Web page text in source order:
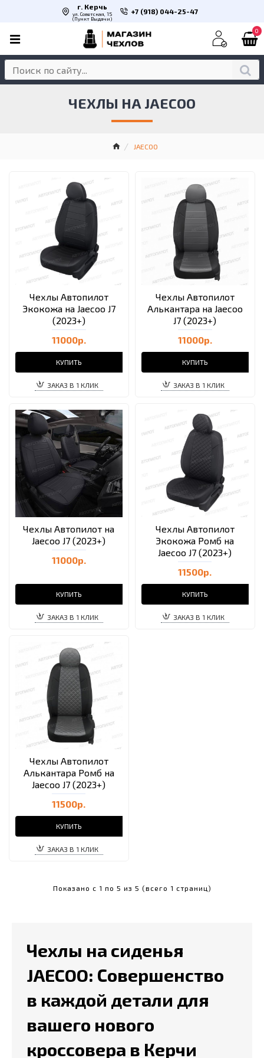
г. Керчь
ул. Советская, 15
(Пункт Выдачи)
+7 (918) 044-25-47
0
JAECOO
ЧЕХЛЫ НА JAECOO
Чехлы Автопилот
Экокожа на Jaecoo J7
(2023+)
11000р.
КУПИТЬ
ЗАКАЗ В 1 КЛИК
Чехлы Автопилот
Алькантара на Jaecoo
J7 (2023+)
11000р.
КУПИТЬ
ЗАКАЗ В 1 КЛИК
Чехлы Автопилот на
Jaecoo J7 (2023+)
11000р.
КУПИТЬ
ЗАКАЗ В 1 КЛИК
Чехлы Автопилот
Экокожа Ромб на
Jaecoo J7 (2023+)
11500р.
КУПИТЬ
ЗАКАЗ В 1 КЛИК
Чехлы Автопилот
Алькантара Ромб на
Jaecoo J7 (2023+)
11500р.
КУПИТЬ
ЗАКАЗ В 1 КЛИК
Показано с 1 по 5 из 5 (всего 1 страниц)
Чехлы на сиденья
JAECOO: Совершенство
в каждой детали для
вашего нового
кроссовера в Керчи